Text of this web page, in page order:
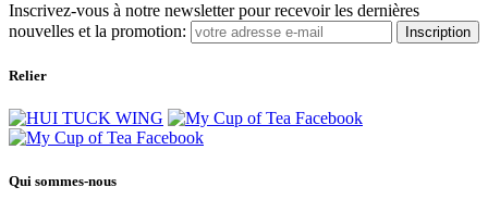
Inscrivez-vous à notre newsletter pour recevoir les dernières
nouvelles et la promotion:
Inscription
Relier
Qui sommes-nous